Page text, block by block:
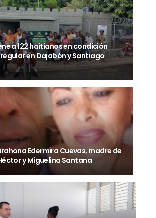
a 122 haitianos en condición
en Dajabón y Santiago
Edermira Cuevas, madre de
y Miguelina Santana